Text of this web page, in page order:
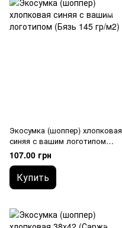
Экосумка (шоппер) хлопковая
синяя с вашим логотипом
(Бязь 145 гр/м2)
107.00 грн
Купить